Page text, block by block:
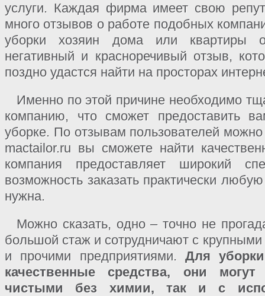
услуги. Каждая фирма имеет свою
много отзывов о работе подобных
уборки хозяин дома или квартиры
негативный и красноречивый отзыв,
поздно удастся найти на просторах
Именно по этой причине необходимо
компанию, что сможет предоставить
уборке. По отзывам пользователей можно
mactailor.ru вы сможете найти
компания предоставляет широкий
возможность заказать практически
нужна.
Можно сказать, одно – точно не
большой стаж и сотрудничают с
и прочими предприятиями. Для
качественные средства, они
чистыми без химии, так и с